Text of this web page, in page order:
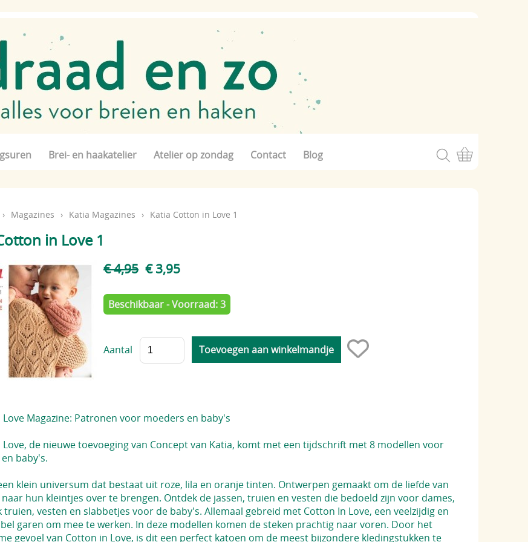
Brei- en haakatelier Atelier op zondag Contact Blog
› Magazines › Katia Magazines › Katia Cotton in Love 1
in Love 1
€ 4,95 € 3,95
Beschikbaar - Voorraad: 3
Aantal
Magazine: Patronen voor moeders en baby's
Love, de nieuwe toevoeging van Concept van Katia, komt met een tijdschrift met 8 modellen voor
baby's.
klein universum dat bestaat uit roze, lila en oranje tinten. Ontwerpen gemaakt om de liefde van
hun kleintjes over te brengen. Ontdek de jassen, truien en vesten die bedoeld zijn voor dames,
truien, vesten en slabbetjes voor de baby's. Allemaal gebreid met Cotton In Love, een veelzijdig en
garen om mee te werken. In deze modellen komen de steken prachtig naar voren. Door het
gevoel van Cotton in Love, is dit een perfect katoen om de meest bijzondere kledingstukken te